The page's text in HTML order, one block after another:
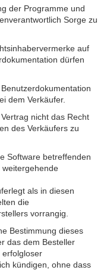
der Programme und
Sorge zu
auf
dürfen
dem Verkäufer.
nicht das Recht
des Verkäufers zu
Software betreffenden
als in diesen
die
vorrangig.
Bestimmung dieses
das dem Besteller
erfolgloser
kündigen, ohne dass